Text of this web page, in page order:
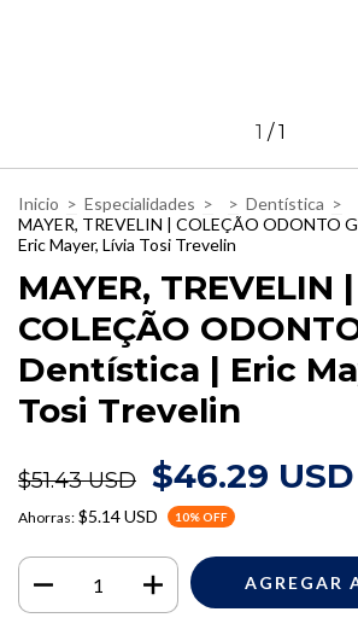
1 /1
Inicio > Especialidades > > Dentística >
MAYER, TREVELIN | COLEÇÃO ODONTO
Eric Mayer, Lívia Tosi Trevelin
MAYER, TREVELIN |
COLEÇÃO
Dentística | Eric
Tosi Trevelin
$51.43 USD $46.29 USD
Ahorras: $5.14 USD 10% OFF